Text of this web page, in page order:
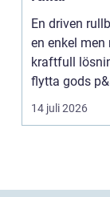
En driven
en enkel men
kraftfull
flytta gods
14 juli 2026